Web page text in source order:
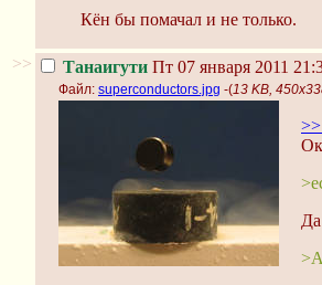
Кён бы помачал и не только.
>> Танаигути Пт 07 января 2011
Файл: superconductors.jpg -(13 KB,